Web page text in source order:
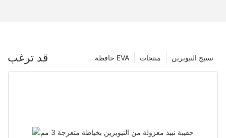
قد ترغب نسيج النيوبرين منتجات حافظة EVA